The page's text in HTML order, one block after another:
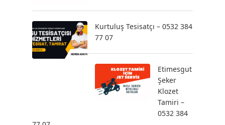
Kurtuluş Tesisatçı – 0532 384
77 07
Etimesgut
Şeker
Klozet
Tamiri –
0532 384